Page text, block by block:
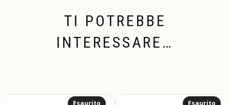
TI POTREBBE
INTERESSARE…
Esaurito Esaurito